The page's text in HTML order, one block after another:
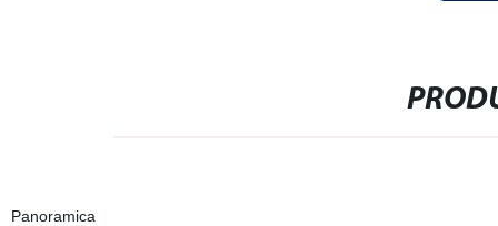
Panoramica